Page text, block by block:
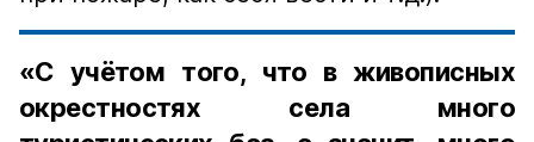
«С учётом того, что в живописных
окрестностях села много